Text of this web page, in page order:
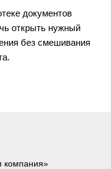
документов
открыть нужный
без смешивания
компания»